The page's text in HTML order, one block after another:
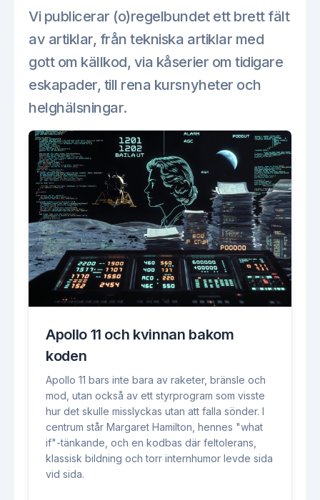
Vi publicerar (o)regelbundet ett brett fält
av artiklar, från tekniska artiklar med
gott om källkod, via kåserier om tidigare
eskapader, till rena kursnyheter och
helghälsningar.
Apollo 11 och kvinnan bakom
koden
Apollo 11 bars inte bara av raketer, bränsle och
mod, utan också av ett styrprogram som visste
hur det skulle misslyckas utan att falla sönder. I
centrum står Margaret Hamilton, hennes "what
if"-tänkande, och en kodbas där feltolerans,
klassisk bildning och torr internhumor levde sida
vid sida.